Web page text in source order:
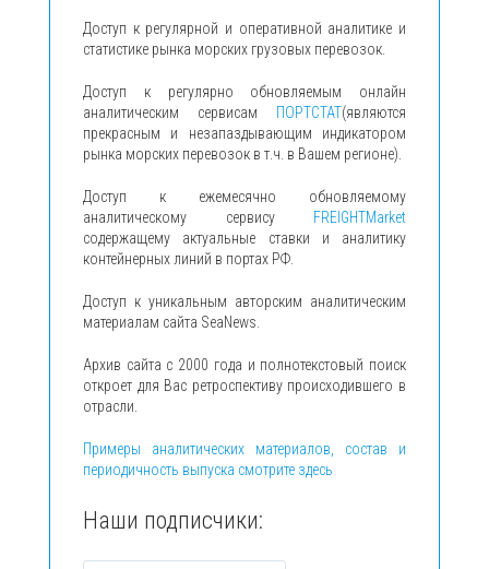
Доступ к регулярной и оперативной аналитике и
статистике рынка морских грузовых перевозок.
Доступ к регулярно обновляемым онлайн
аналитическим сервисам ПОРТСТАТ(являются
прекрасным и незапаздывающим индикатором
рынка морских перевозок в т.ч. в Вашем регионе).
Доступ к ежемесячно обновляемому
аналитическому сервису FREIGHTMarket
содержащему актуальные ставки и аналитику
контейнерных линий в портах РФ.
Доступ к уникальным авторским аналитическим
материалам сайта SeaNews.
Архив сайта с 2000 года и полнотекстовый поиск
откроет для Вас ретроспективу происходившего в
отрасли.
Примеры аналитических материалов, состав и
периодичность выпуска смотрите здесь
Наши подписчики: